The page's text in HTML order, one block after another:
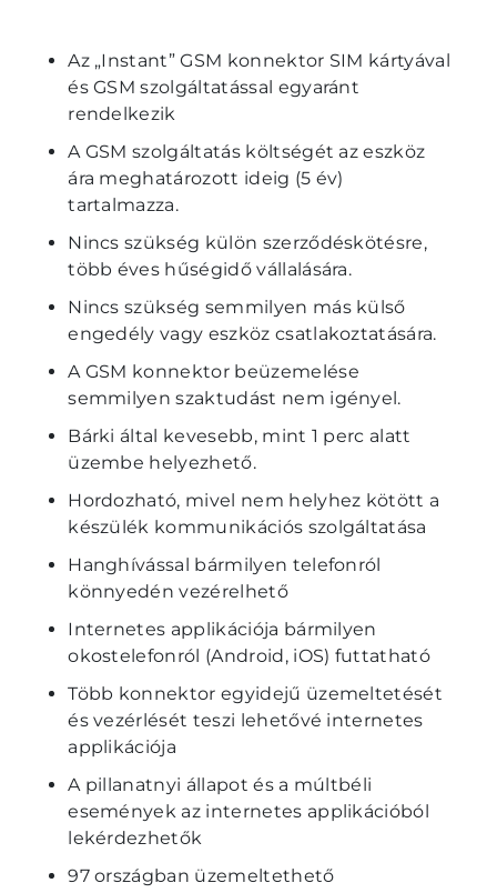
Az „Instant” GSM konnektor SIM kártyával
és GSM szolgáltatással egyaránt
rendelkezik
A GSM szolgáltatás költségét az eszköz
ára meghatározott ideig (5 év)
tartalmazza.
Nincs szükség külön szerződéskötésre,
több éves hűségidő vállalására.
Nincs szükség semmilyen más külső
engedély vagy eszköz csatlakoztatására.
A GSM konnektor beüzemelése
semmilyen szaktudást nem igényel.
Bárki által kevesebb, mint 1 perc alatt
üzembe helyezhető.
Hordozható, mivel nem helyhez kötött a
készülék kommunikációs szolgáltatása
Hanghívással bármilyen telefonról
könnyedén vezérelhető
Internetes applikációja bármilyen
okostelefonról (Android, iOS) futtatható
Több konnektor egyidejű üzemeltetését
és vezérlését teszi lehetővé internetes
applikációja
A pillanatnyi állapot és a múltbéli
események az internetes applikációból
lekérdezhetők
97 országban üzemeltethető